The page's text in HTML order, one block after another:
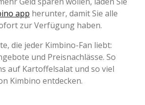
app herunter, damit Sie alle
zur Verfügung haben.
die jeder Kimbino-Fan liebt:
und Preisnachlässe. So
auf Kartoffelsalat und so viel
Kimbino entdecken.